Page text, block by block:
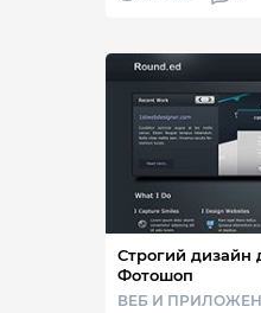
Строгий дизайн
Фотошоп
ВЕБ И